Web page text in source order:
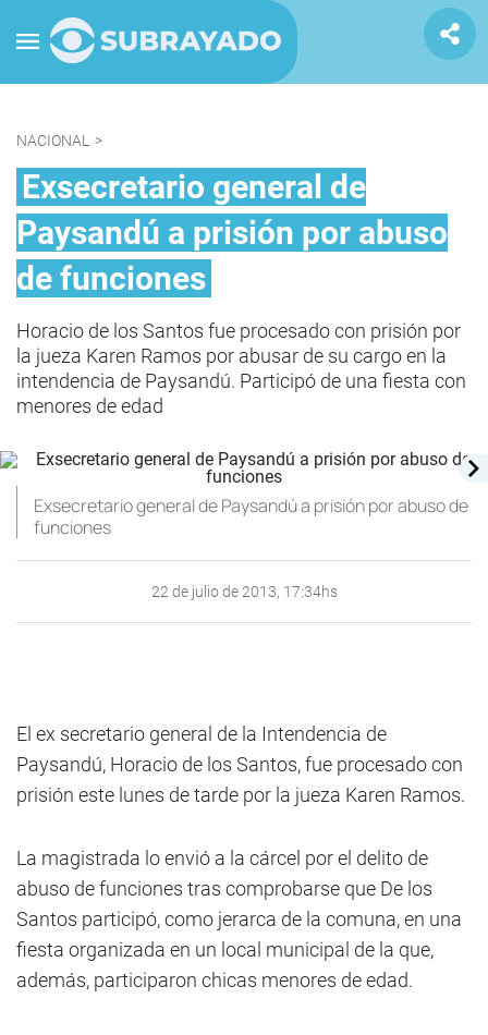
NACIONAL >
Exsecretario general de
Paysandú a prisión por abuso
de funciones
Horacio de los Santos fue procesado con prisión por
la jueza Karen Ramos por abusar de su cargo en la
intendencia de Paysandú. Participó de una fiesta con
menores de edad
Exsecretario general de Paysandú a prisión por abuso de
funciones
22 de julio de 2013, 17:34hs
El ex secretario general de la Intendencia de
Paysandú, Horacio de los Santos, fue procesado con
prisión este lunes de tarde por la jueza Karen Ramos.
La magistrada lo envió a la cárcel por el delito de
abuso de funciones tras comprobarse que De los
Santos participó, como jerarca de la comuna, en una
fiesta organizada en un local municipal de la que,
además, participaron chicas menores de edad.